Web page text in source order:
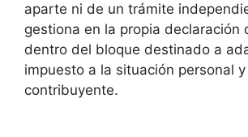
aparte ni de un trámite
gestiona en la propia declaración
dentro del bloque destinado a
impuesto a la situación personal
contribuyente.